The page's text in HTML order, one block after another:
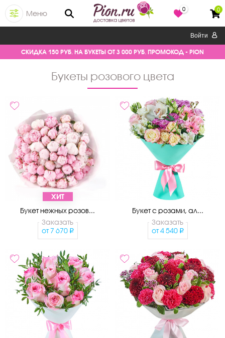
Меню
0 0
Войти
СКИДКА 150 РУБ. НА БУКЕТЫ ОТ 3 000 РУБ. ПРОМОКОД - PION
Букеты розового цвета
ХИТ
Букет нежных розов...
Заказать
от 7 670
Букет с розами, ал...
Заказать
от 4 540